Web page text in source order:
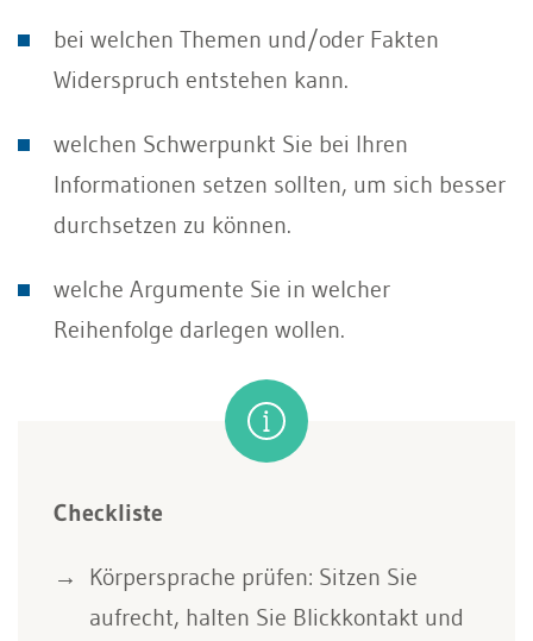
bei welchen Themen und/oder Fakten
Widerspruch entstehen kann.
welchen Schwerpunkt Sie bei Ihren
Informationen setzen sollten, um sich besser
durchsetzen zu können.
welche Argumente Sie in welcher
Reihenfolge darlegen wollen.
Checkliste
Körpersprache prüfen: Sitzen Sie
aufrecht, halten Sie Blickkontakt und